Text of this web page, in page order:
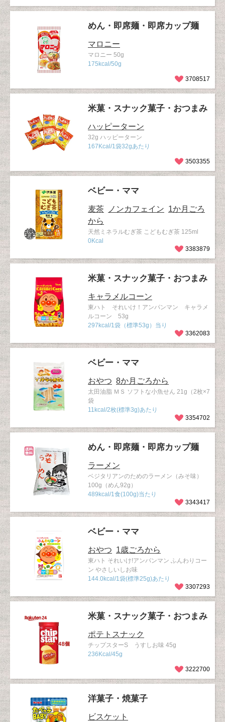
めん・即席麺・即席カップ麺
マロニー
マロニー 50g
175kcal/50g
3708517
米菓・スナック菓子・おつまみ
ハッピーターン
32g ハッピーターン
167Kcal/1袋32gあたり
3503355
ベビー・ママ
麦茶 ノンカフェイン 1か月ごろ
から
天然ミネラルむぎ茶 こどもむぎ茶 125ml
0Kcal
3383879
米菓・スナック菓子・おつまみ
キャラメルコーン
東ハト それいけ！アンパンマン キャラメ
ルコーン 53g
297kcal/1袋（標準53g）当り
3362083
ベビー・ママ
おやつ 8か月ごろから
太田油脂 ＭＳ ソフトな小魚せん 21g（2枚×7
袋
11kcal/2枚(標準3g)あたり
3354702
めん・即席麺・即席カップ麺
ラーメン
ベジタリアンのためのラーメン（みそ味）
100g（めん92g）
489kcal/1食(100g)当たり
3343417
ベビー・ママ
おやつ 1歳ごろから
東ハト それいけ!アンパンマン ふんわりコー
ン やさしいしお味
144.0kcal/1袋(標準25g)あたり
3307293
米菓・スナック菓子・おつまみ
ポテトスナック
チップスターS うすしお味 45g
236Kcal/45g
3222700
洋菓子・焼菓子
ビスケット